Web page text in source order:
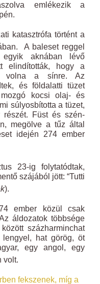
emlékezik a
katasztrófa történt a
A baleset reggel
aknában lévő
elindították, hogy a
volna a sínre. Az
és földalatti tüzet
kocsi olaj- és
súlyosbította a tüzet,
Füst és szén-
megölve a tűz által
idején 274 ember
23-ig folytatódtak,
szájából jött: “Tutti
).
ember közül csak
áldozatok többsége
százharminchat
hat görög, öt
egy angol, egy
volt.